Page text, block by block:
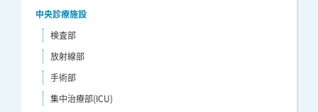
中央診療施設
検査部
放射線部
手術部
集中治療部(ICU)